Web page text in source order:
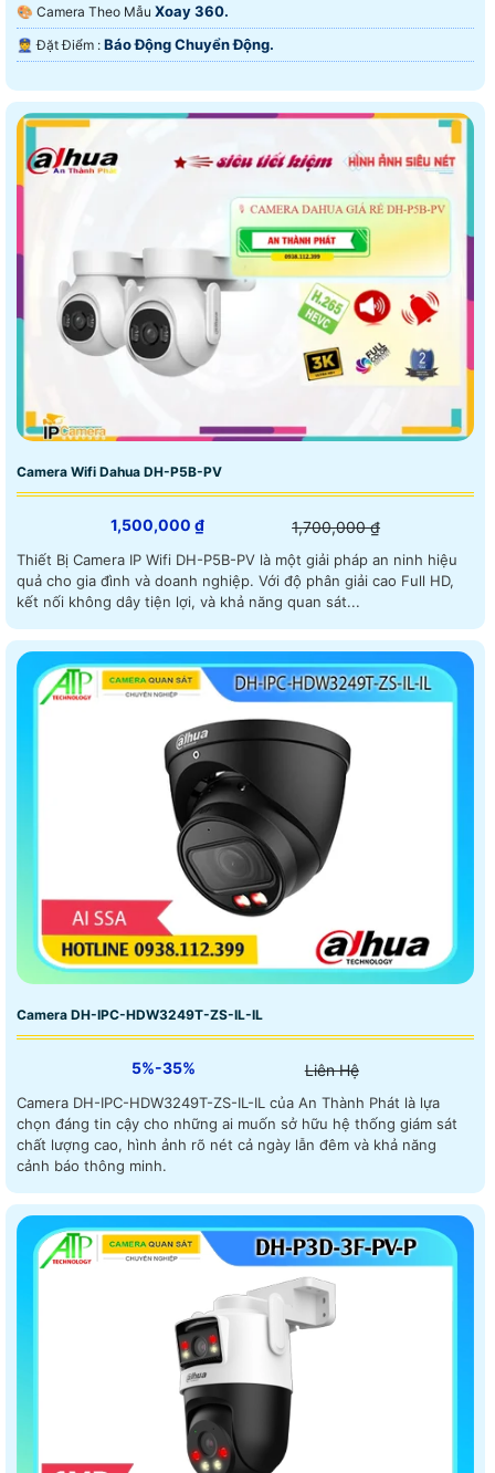
🎨 Camera Theo Mẫu Xoay 360.
️👮 Đặt Điểm : Báo Động Chuyển Động.
Camera Wifi Dahua DH-P5B-PV
1,500,000 ₫ 1,700,000 ₫
Thiết Bị Camera IP Wifi DH-P5B-PV là một giải pháp an ninh hiệu
quả cho gia đình và doanh nghiệp. Với độ phân giải cao Full HD,
kết nối không dây tiện lợi, và khả năng quan sát...
Camera DH-IPC-HDW3249T-ZS-IL-IL
5%-35% Liên Hệ
Camera DH-IPC-HDW3249T-ZS-IL-IL của An Thành Phát là lựa
chọn đáng tin cậy cho những ai muốn sở hữu hệ thống giám sát
chất lượng cao, hình ảnh rõ nét cả ngày lẫn đêm và khả năng
cảnh báo thông minh.